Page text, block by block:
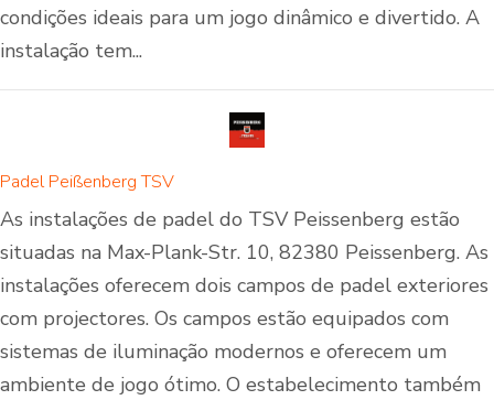
condições ideais para um jogo dinâmico e divertido. A
instalação tem...
Padel Peißenberg TSV
As instalações de padel do TSV Peissenberg estão
situadas na Max-Plank-Str. 10, 82380 Peissenberg. As
instalações oferecem dois campos de padel exteriores
com projectores. Os campos estão equipados com
sistemas de iluminação modernos e oferecem um
ambiente de jogo ótimo. O estabelecimento também